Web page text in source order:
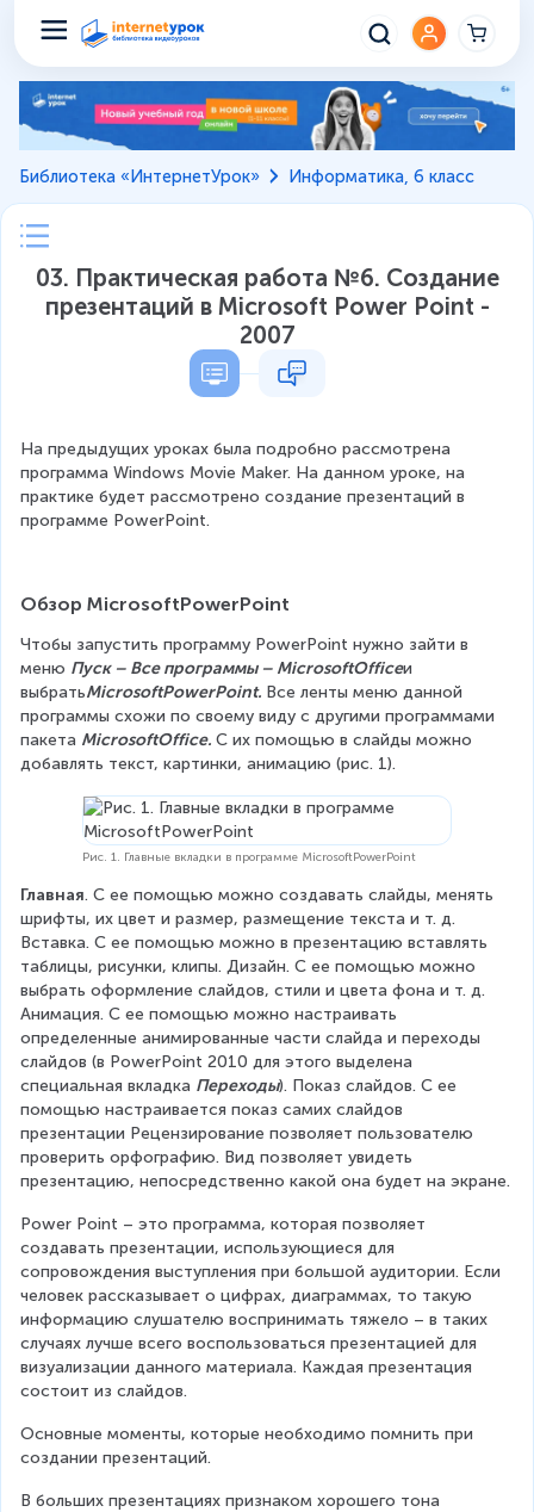
Библиотека «ИнтернетУрок» Информатика, 6 класс
03. Практическая работа №6. Создание
презентаций в Microsoft Power Point -
2007
На предыдущих уроках была подробно рассмотрена
программа Windows Movie Maker. На данном уроке, на
практике будет рассмотрено создание презентаций в
программе PowerPoint.
Обзор MicrosoftPowerPoint
Чтобы запустить программу PowerPoint нужно зайти в
меню Пуск – Все программы – MicrosoftOfficeи
выбратьMicrosoftPowerPoint. Все ленты меню данной
программы схожи по своему виду с другими программами
пакета MicrosoftOffice. С их помощью в слайды можно
добавлять текст, картинки, анимацию (рис. 1).
Рис. 1. Главные вкладки в программе MicrosoftPowerPoint
Главная. С ее помощью можно создавать слайды, менять
шрифты, их цвет и размер, размещение текста и т. д.
Вставка. С ее помощью можно в презентацию вставлять
таблицы, рисунки, клипы. Дизайн. С ее помощью можно
выбрать оформление слайдов, стили и цвета фона и т. д.
Анимация. С ее помощью можно настраивать
определенные анимированные части слайда и переходы
слайдов (в PowerPoint 2010 для этого выделена
специальная вкладка Переходы). Показ слайдов. С ее
помощью настраивается показ самих слайдов
презентации Рецензирование позволяет пользователю
проверить орфографию. Вид позволяет увидеть
презентацию, непосредственно какой она будет на экране.
Power Point – это программа, которая позволяет
создавать презентации, использующиеся для
сопровождения выступления при большой аудитории. Если
человек рассказывает о цифрах, диаграммах, то такую
информацию слушателю воспринимать тяжело – в таких
случаях лучше всего воспользоваться презентацией для
визуализации данного материала. Каждая презентация
состоит из слайдов.
Основные моменты, которые необходимо помнить при
создании презентаций.
В больших презентациях признаком хорошего тона